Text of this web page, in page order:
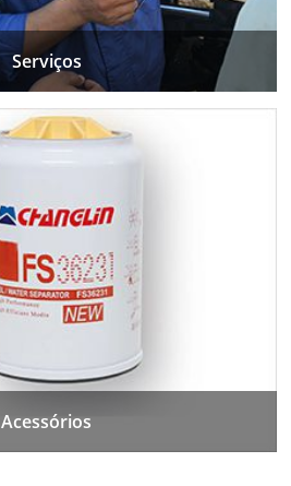
Serviços
Acessórios